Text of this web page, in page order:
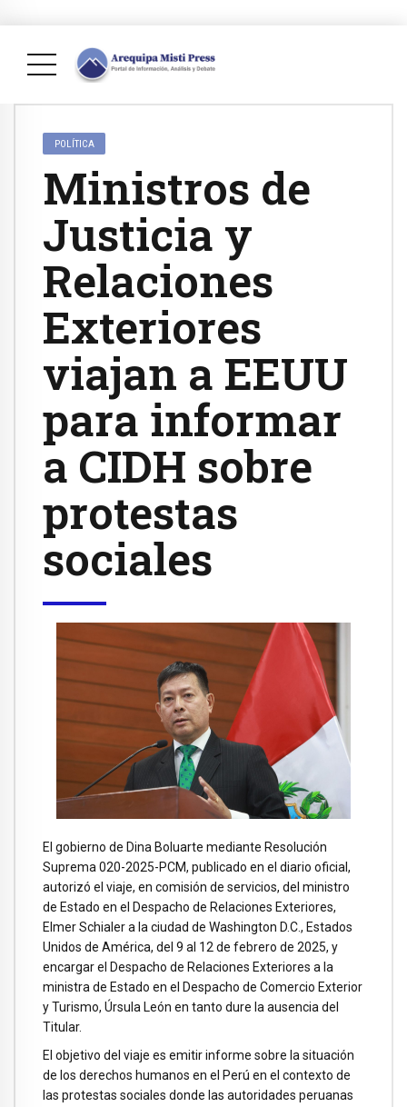
POLÍTICA
Ministros de
Justicia y
Relaciones
Exteriores
viajan a EEUU
para informar
a CIDH sobre
protestas
sociales
El gobierno de Dina Boluarte mediante Resolución
Suprema 020-2025-PCM, publicado en el diario oficial,
autorizó el viaje, en comisión de servicios, del ministro
de Estado en el Despacho de Relaciones Exteriores,
Elmer Schialer a la ciudad de Washington D.C., Estados
Unidos de América, del 9 al 12 de febrero de 2025, y
encargar el Despacho de Relaciones Exteriores a la
ministra de Estado en el Despacho de Comercio Exterior
y Turismo, Úrsula León en tanto dure la ausencia del
Titular.
El objetivo del viaje es emitir informe sobre la situación
de los derechos humanos en el Perú en el contexto de
las protestas sociales donde las autoridades peruanas